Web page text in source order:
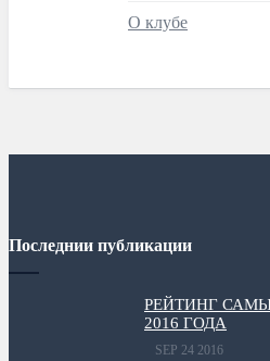
О клубе
Последнии публикации
РЕЙТИНГ
2016 ГОДА
SEP 24 2016